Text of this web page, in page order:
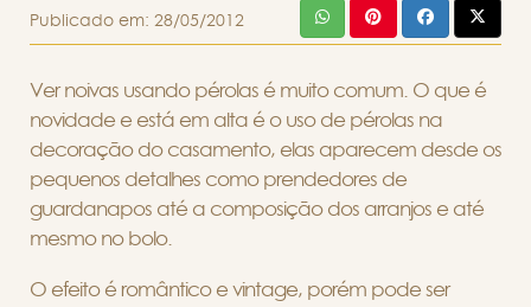
Publicado em: 28/05/2012
Ver noivas usando pérolas é muito comum. O que é
novidade e está em alta é o uso de pérolas na
decoração do casamento, elas aparecem desde os
pequenos detalhes como prendedores de
guardanapos até a composição dos arranjos e até
mesmo no bolo.
O efeito é romântico e vintage, porém pode ser